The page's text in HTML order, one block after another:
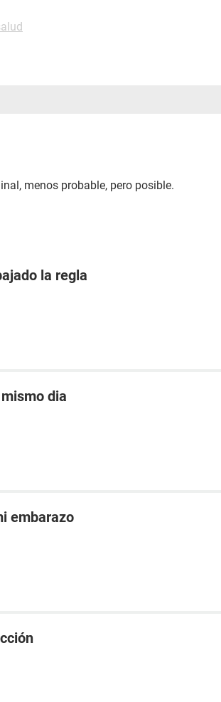
menos probable, pero posible.
la regla
dia
embarazo